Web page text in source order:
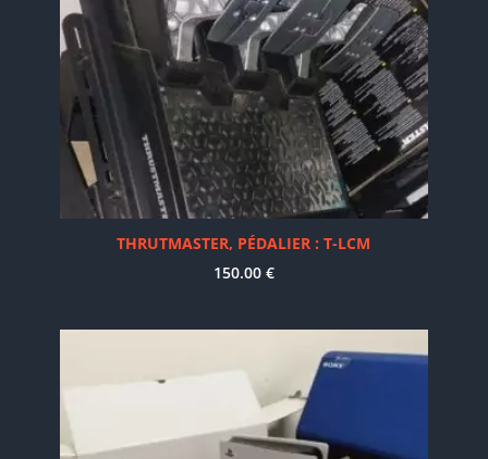
THRUTMASTER, PÉDALIER : T-LCM
150.00 €